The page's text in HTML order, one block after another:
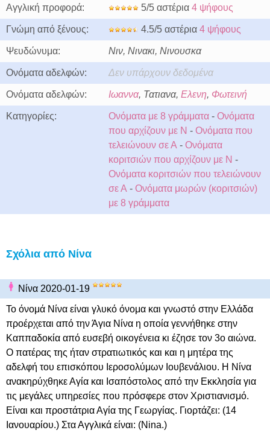
Αγγλική προφορά: 5/5 αστέρια 4 ψήφους
Γνώμη από ξένους: 4.5/5 αστέρια 4 ψήφους
Ψευδώνυμα: Νιν, Νινακι, Νινουσκα
Ονόματα αδελφών: Δεν υπάρχουν δεδομένα
Ονόματα αδελφών: Ιωαννα, Τατιανα, Ελενη, Φωτεινή
Κατηγορίες: Ονόματα με 8 γράμματα - Ονόματα
που αρχίζουν με Ν - Ονόματα που
τελειώνουν σε Α - Ονόματα
κοριτσιών που αρχίζουν με Ν -
Ονόματα κοριτσιών που τελειώνουν
σε Α - Ονόματα μωρών (κοριτσιών)
με 8 γράμματα
Σχόλια από Νίνα
Νίνα 2020-01-19
Το όνομά Νίνα είναι γλυκό όνομα και γνωστό στην Ελλάδα
προέρχεται από την Άγια Νίνα η οποία γεννήθηκε στην
Καππαδοκία από ευσεβή οικογένεια κι έζησε τον 3ο αιώνα.
Ο πατέρας της ήταν στρατιωτικός και και η μητέρα της
αδελφή του επισκόπου Ιεροσολύμων Ιουβενάλιου. Η Νίνα
ανακηρύχθηκε Αγία και Ισαπόστολος από την Εκκλησία για
τις μεγάλες υπηρεσίες που πρόσφερε στον Χριστιανισμό.
Είναι και προστάτρια Αγία της Γεωργίας. Γιορτάζει: (14
Ιανουαρίου.) Στα Αγγλικά είναι: (Nina.)